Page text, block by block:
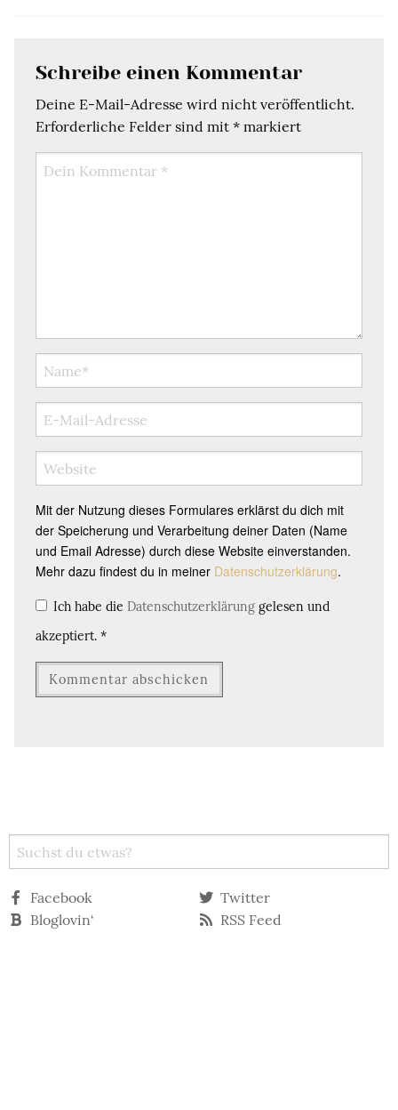
Schreibe einen Kommentar
Deine E-Mail-Adresse wird nicht veröffentlicht.
Erforderliche Felder sind mit * markiert
Mit der Nutzung dieses Formulares erklärst du dich mit
der Speicherung und Verarbeitung deiner Daten (Name
und Email Adresse) durch diese Website einverstanden.
Mehr dazu findest du in meiner Datenschutzerklärung.
Ich habe die Datenschutzerklärung gelesen und
akzeptiert. *
Facebook
Twitter
Bloglovin‘
RSS Feed